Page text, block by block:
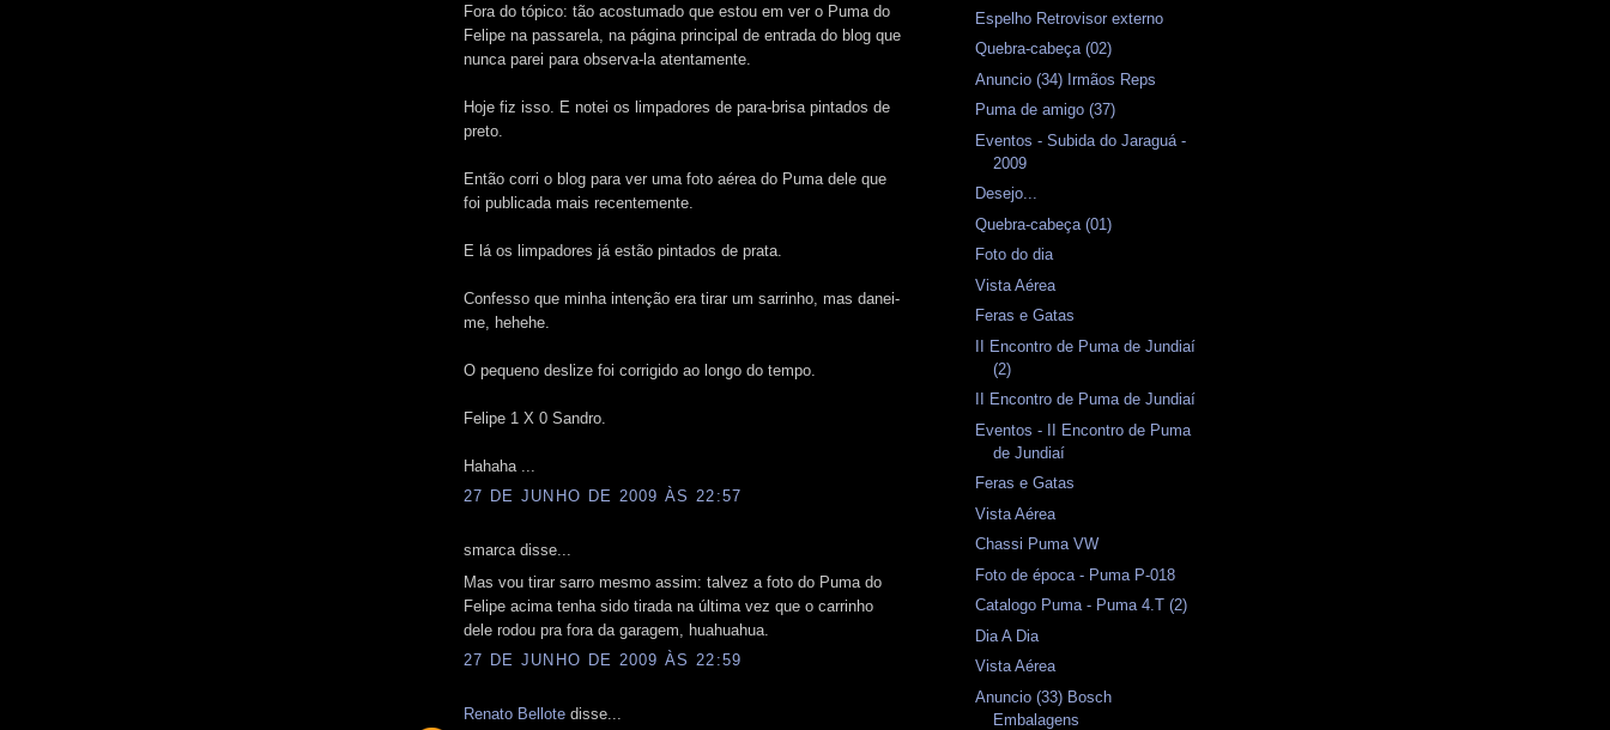
Fora do tópico: tão acostumado que estou em ver o Puma do
Felipe na passarela, na página principal de entrada do blog que
nunca parei para observa-la atentamente.
Hoje fiz isso. E notei os limpadores de para-brisa pintados de
preto.
Então corri o blog para ver uma foto aérea do Puma dele que
foi publicada mais recentemente.
E lá os limpadores já estão pintados de prata.
Confesso que minha intenção era tirar um sarrinho, mas danei-
me, hehehe.
O pequeno deslize foi corrigido ao longo do tempo.
Felipe 1 X 0 Sandro.
Hahaha ...
27 DE JUNHO DE 2009 ÀS 22:57
smarca disse...
Mas vou tirar sarro mesmo assim: talvez a foto do Puma do
Felipe acima tenha sido tirada na última vez que o carrinho
dele rodou pra fora da garagem, huahuahua.
27 DE JUNHO DE 2009 ÀS 22:59
Renato Bellote disse...
Espelho Retrovisor externo
Quebra-cabeça (02)
Anuncio (34) Irmãos Reps
Puma de amigo (37)
Eventos - Subida do Jaraguá -
2009
Desejo...
Quebra-cabeça (01)
Foto do dia
Vista Aérea
Feras e Gatas
II Encontro de Puma de Jundiaí
(2)
II Encontro de Puma de Jundiaí
Eventos - II Encontro de Puma
de Jundiaí
Feras e Gatas
Vista Aérea
Chassi Puma VW
Foto de época - Puma P-018
Catalogo Puma - Puma 4.T (2)
Dia A Dia
Vista Aérea
Anuncio (33) Bosch
Embalagens